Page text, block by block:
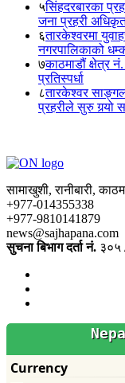
५सिंहदरबारका
जना प्रहरी
६तारकेश्वरमा
नगरपालिकाको
७काठमाडौं क्षेत्र
प्रतिस्पर्धा
८तारकेश्वर
प्रहरीले सुरु गर्‍यो
सामाखुशी, रानीबारी,
+977-014355338
+977-9810141879
news@sajhapana.com
सुचना बिभाग दर्ता नं. ३०५